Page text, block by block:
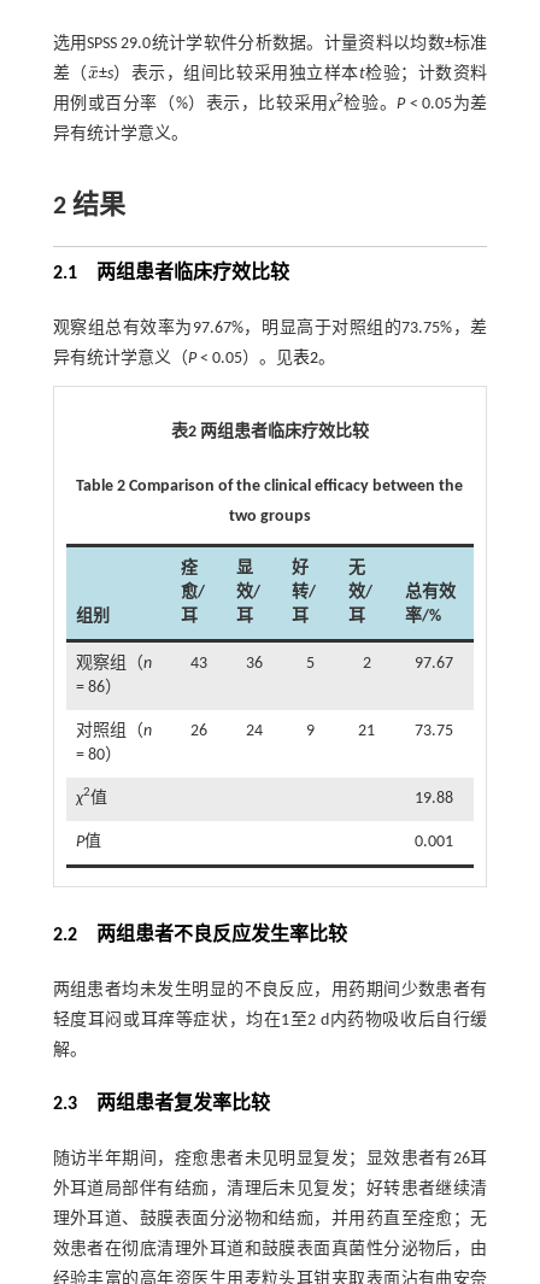
选用SPSS 29.0统计学软件分析数据。计量资料以均数±标准
差（x
¯
x¯±s）表示，组间比较采用独立样本t检验；计数资料
用例或百分率（%）表示，比较采用 χ2检验。P< 0.05为差
异有统计学意义。
2 结果
2.1 两组患者临床疗效比较
观察组总有效率为97.67%，明显高于对照组的73.75%，差
异有统计学意义（P< 0.05）。见表2。
表2 两组患者临床疗效比较
Table 2 Comparison of the clinical efficacy between the
two groups
组别
痊
愈/
耳
显
效/
耳
好
转/
耳
无
效/
耳
总有效
率/%
观察组（n
= 86）
43 36 5 2 97.67
对照组（n
= 80）
26 24 9 21 73.75
χ2值 19.88
P值 0.001
2.2 两组患者不良反应发生率比较
两组患者均未发生明显的不良反应，用药期间少数患者有
轻度耳闷或耳痒等症状，均在1至2 d内药物吸收后自行缓
解。
2.3 两组患者复发率比较
随访半年期间，痊愈患者未见明显复发；显效患者有26耳
外耳道局部伴有结痂，清理后未见复发；好转患者继续清
理外耳道、鼓膜表面分泌物和结痂，并用药直至痊愈；无
效患者在彻底清理外耳道和鼓膜表面真菌性分泌物后，由
经验丰富的高年资医生用麦粒头耳钳夹取表面沾有曲安奈